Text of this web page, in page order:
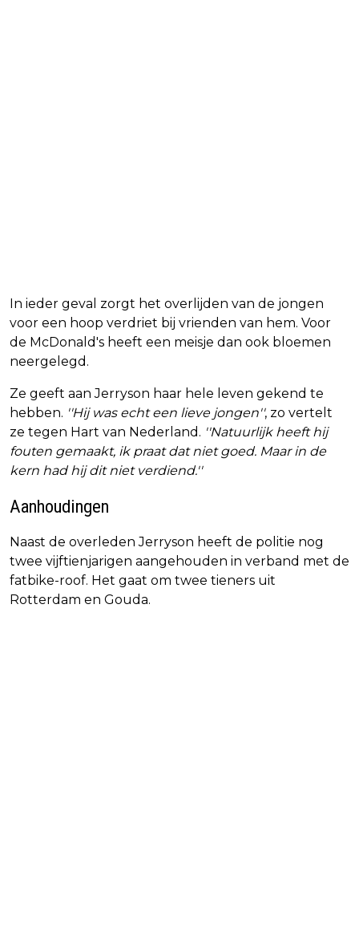
In ieder geval zorgt het overlijden van de jongen
voor een hoop verdriet bij vrienden van hem. Voor
de McDonald's heeft een meisje dan ook bloemen
neergelegd.
Ze geeft aan Jerryson haar hele leven gekend te
hebben. ''Hij was echt een lieve jongen'', zo vertelt
ze tegen Hart van Nederland. ''Natuurlijk heeft hij
fouten gemaakt, ik praat dat niet goed. Maar in de
kern had hij dit niet verdiend.''
Aanhoudingen
Naast de overleden Jerryson heeft de politie nog
twee vijftienjarigen aangehouden in verband met de
fatbike-roof. Het gaat om twee tieners uit
Rotterdam en Gouda.